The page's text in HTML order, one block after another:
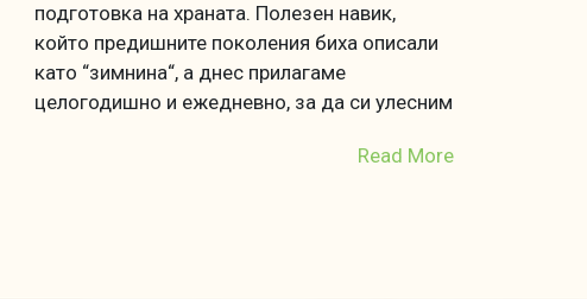
подготовка на храната. Полезен навик,
който предишните поколения биха описали
като “зимнина“, а днес прилагаме
целогодишно и ежедневно, за да си улесним
Read More